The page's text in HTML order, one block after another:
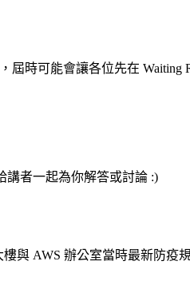
時可能會讓各位先在
講者一起為你解答或討論 :)
與 AWS 辦公室當時最新防疫